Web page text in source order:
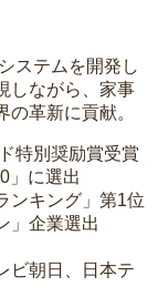
ステムを開発し
しながら、家事
革新に貢献。
特別奨励賞受賞
」に選出
ンキング」第1位
」企業選出
ビ朝日、日本テ